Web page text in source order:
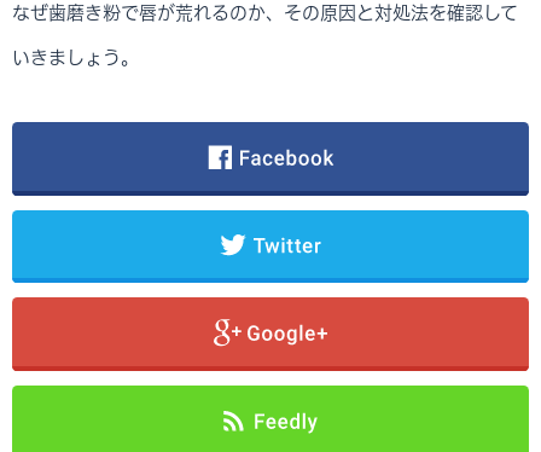
なぜ歯磨き粉で唇が荒れるのか、その原因と対処法を確認して
いきましょう。